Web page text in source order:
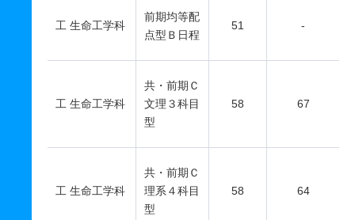
工 生命工学科
前期均等配
点型Ｂ日程
51 -
工 生命工学科
共・前期Ｃ
文理３科目
型
58 67
工 生命工学科
共・前期Ｃ
理系４科目
型
58 64